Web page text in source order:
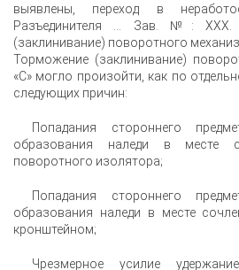
выявлены, переход в
Разъединителя … Зав. №: ХХХ.
(заклинивание) поворотного
Торможение (заклинивание)
«С» могло произойти, как по
следующих причин:
Попадания стороннего
образования наледи в месте
поворотного изолятора;
Попадания стороннего
образования наледи в месте
кронштейном;
Чрезмерное усилие